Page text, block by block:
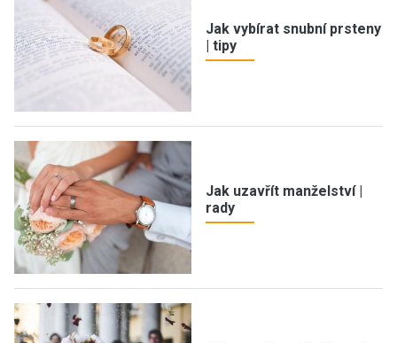
Jak vybírat snubní prsteny
| tipy
Jak uzavřít manželství |
rady